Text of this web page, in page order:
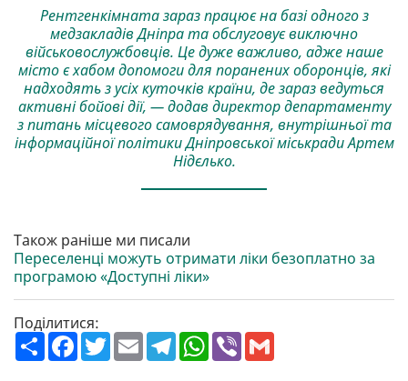
Рентгенкімната зараз працює на базі одного з
медзакладів Дніпра та обслуговує виключно
військовослужбовців. Це дуже важливо, адже наше
місто є хабом допомоги для поранених оборонців, які
надходять з усіх куточків країни, де зараз ведуться
активні бойові дії, — додав директор департаменту
з питань місцевого самоврядування, внутрішньої та
інформаційної політики Дніпровської міськради Артем
Нідєлько.
Також раніше ми писали
Переселенці можуть отримати ліки безоплатно за
програмою «Доступні ліки»
Поділитися:
П
о
F
a
T
w
E
m
T
e
W
h
V